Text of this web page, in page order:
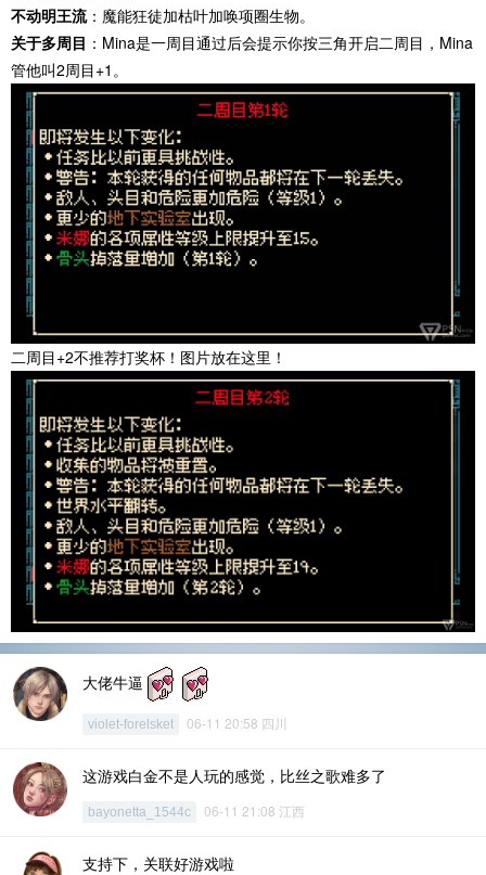
不动明王流：魔能狂徒加枯叶加唤项圈生物。
关于多周目 ：Mina是一周目通过后会提示你按三角开启二周目，Mina
管他叫2周目+1。
二周目+2不推荐打奖杯！图片放在这里！
大佬牛逼
violet-forelsket 06-11 20:58 四川
这游戏白金不是人玩的感觉，比丝之歌难多了
bayonetta_1544c 06-11 21:08 江西
支持下，关联好游戏啦